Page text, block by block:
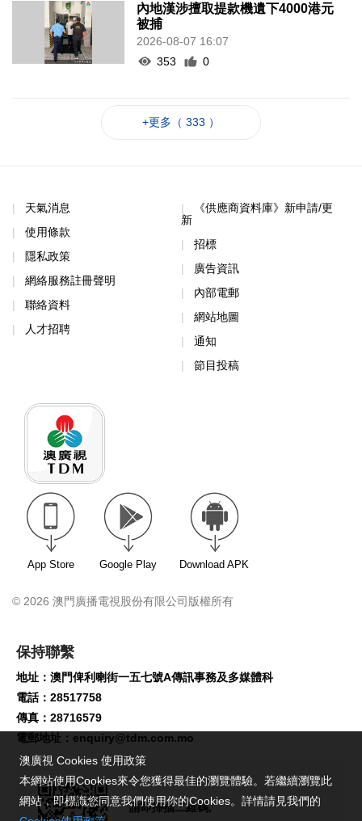
內地漢涉擅取提款機遺下4000港元
被捕
2026-08-07 16:07
353
0
+更多（ 333 ）
天氣消息
使用條款
隱私政策
網絡服務註冊聲明
聯絡資料
人才招聘
《供應商資料庫》新申請/更
新
招標
廣告資訊
內部電郵
網站地圖
通知
節目投稿
App Store Google Play Download APK
© 2026 澳門廣播電視股份有限公司版權所有
保持聯繫
地址：澳門俾利喇街一五七號A傳訊事務及多媒體科
電話：28517758
傳真：28716579
電郵地址： enquiry@tdm.com.mo
請即掃描二維碼,
澳廣視 Cookies 使用政策
本網站使用Cookies來令您獲得最佳的瀏覽體驗。若繼續瀏覽此
網站，即標識您同意我們使用你的Cookies。詳情請見我們的